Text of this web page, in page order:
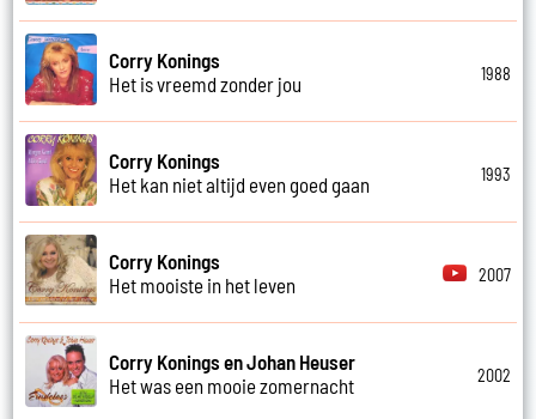
Corry Konings
Het is vreemd zonder jou
1988
Corry Konings
Het kan niet altijd even goed gaan
1993
Corry Konings
Het mooiste in het leven
2007
Corry Konings en Johan Heuser
Het was een mooie zomernacht
2002